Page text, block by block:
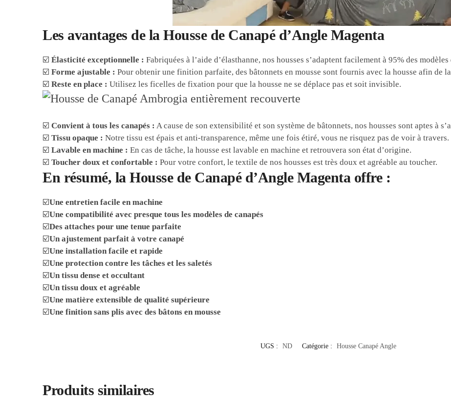
Les avantages de la Housse de Canapé d’Angle Magenta
☑️Élasticité exceptionnelle : Fabriquées à l’aide d’élasthanne, nos housses s’adaptent facilement à 95% des modèles
☑️Forme ajustable : Pour obtenir une finition parfaite, des bâtonnets en mousse sont fournis avec la housse afin de
☑️Reste en place : Utilisez les ficelles de fixation pour que la housse ne se déplace pas et soit invisible.
☑️Convient à tous les canapés : A cause de son extensibilité et son système de bâtonnets, nos housses sont aptes à
☑️Tissu opaque : Notre tissu est épais et anti-transparence, même une fois étiré, vous ne risquez pas de voir à travers.
☑️Lavable en machine : En cas de tâche, la housse est lavable en machine et retrouvera son état d’origine.
☑️Toucher doux et confortable : Pour votre confort, le textile de nos housses est très doux et agréable au toucher.
En résumé, la Housse de Canapé d’Angle Magenta offre :
☑️Une entretien facile en machine
☑️Une compatibilité avec presque tous les modèles de canapés
☑️Des attaches pour une tenue parfaite
☑️Un ajustement parfait à votre canapé
☑️Une installation facile et rapide
☑️Une protection contre les tâches et les saletés
☑️Un tissu dense et occultant
☑️Un tissu doux et agréable
☑️Une matière extensible de qualité supérieure
☑️Une finition sans plis avec des bâtons en mousse
UGS : ND Catégorie : Housse Canapé Angle
Produits similaires